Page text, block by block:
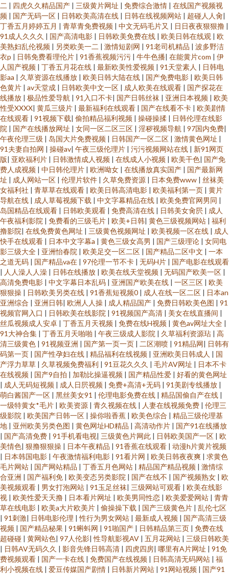
二 | 四虎久久精品国产 | 三级黄片网址 | 免费综合激情 | 在线国产视频视
频 | 国产无码一区 | 日韩欧美高清在线 | 日韩在线视频网站 | 超碰人人肏|
丁香五月婷婷五月 | 青草青免费视频 | 中文无码毛片又 | 日日夜夜狠狠撸 |
91成人久久久 | 国产高清电影 | 日韩欧美免费在线 | 欧美日韩在线观 | 欧
美熟妇乱伦视频 | 另类欧美一二 | 激情短剧网 | 91老司机精品 | 波多野洁
衣p | 日韩免费看理伦片 | 91香蕉视频污污 | 牛牛色播| 在能黄片com | 伊
人国产视频 | 丁香五月花在线 | 最新欧美性爱视频 | 91天堂素人 | 日韩电
影aa | 久草资源在线播放 | 欧美日韩大陆在线 | 国产免费电影 | 欧美日韩
色黄片 | av天堂成 | 日韩欧美中文一区 | 成人欧美在线观看 | 国产探花在
线播放 | 极品性爱导航 | 91入口不卡| 国产日韩丝袜 | 亚洲日本视频 | 欧美
性受XXXX| 黄瓜三级片 | 最新福利在线观看 | 国产在线看不卡 | 欧美剧情
在线观看 | 91视频下载| 偷拍精品福利视频 | 操碰操揉 | 日韩伦理在线影
院 | 国产在线播放网址 | 女同一区二区三区 | 淫秽视频导航 | 97国内免费|
午夜伦理三级 | 岛国大片免费视频 | 日韩国产一区二区 | 激情黄色网址 |
91夫妻自拍网 | 操碰av| 午夜三级伦理片 | 污污视频网站在线 | 新91网页
版| 亚欧福利片 | 日韩激情成人视频 | 在线成人小视频 | 欧美干色| 国产免
费人成视频 | 中日韩伦理片 | 欧洲呦女 | 在线播放真实国产 | 国产最新网
址 | 成人网站一区 | 伦理片软件 | 久草免费资源 | 日本免费www | 丝袜美
女福利社 | 青草草在线观看 | 欧美日韩高清电影 | 欧美福利第一页 | 黄片
导航在线 | 成人草莓视频下载 | 中文字幕精品在线 | 欧美免费官网男同 |
岛国精品在线观看 | 日韩欧美观看 | 免费高清在线 | 日韩美女肏屄 | 成人
午夜福利影院 | 免费看的三级毛片 | 欧美+日韩| 黄色三级视频网站 | 福利
撸影院| 在线免费黄色网址 | 三级黄色视频网址 | 欧美视频一区在线 | 成人
快手在线观看 | 日本中文字幕a | 黄色三级女高男 | 国产三级理论 | 女同电
影三级大全 | 亚洲怡春院 | 欧美足交一区二区 | 国产精品二区中文 | 一本
之道无码 | 国产精品va在 | 97伦理一节不卡 | 无码H片 | 国产电影在线观看
| 人人澡人人澡 | 日韩在线播放 | 欧美在线天堂视频 | 无码国产欧美一区 |
高清免费电影 | 中文字幕日本乱码 | 亚洲国产欧美在线 | 一区三区 | 欧美
狠狠操 | 日韩欧美另类在线 | 91香蕉短视频0 | 成人在线一区二区 | 日本an
亚洲综合 | 亚洲日韩| 欧洲人人操 | 成人精品国产 | 免费日韩欧美色图 | 91
视频官网入口 | 日韩欧美在线影院 | 91视频国产高清 | 美女在线直播间 |
丝瓜视频成人安卓 | 丁香五月天视频 | 免费在线H视频 | 黄色av网址大全 |
91大神合集 | 丁香五月天啪啪 | 午夜三级成人影院 | 久草福利资源玷 | 高
清三级黄色 | 91视频亚洲 | 国产第一页一页 | 二区潮喷 | 91精品网| 日韩有
码第一页 | 国产性孕妇在线 | 精品福利在线视频 | 亚洲欧美日韩成人 | 国
产浮力草草 | 久草视频免费福利 | 91豆花久久久 | 毛片AV网址 | 日本不卡
在线视频 | 国产9自拍 | 加勒比操逼视频 | 国产精品性爱 | 好看的黄色网址
| 成人无码短视频 | 成人日屄视频 | 免费+高清+无码 | 91美剧专线播放 |
萌白酱国产一区 | 黑丝美女91 | 伦理电影免费在线 | 精品国偷自产在线 |
一级特黄女*毛片 | 欧美资源 | 青久视频在线 | 人妻在线视频免费 | 伦理三
级影院 | 欧美国产日韩一区 | 操你啦香蕉 | 欧美色综合 | 精品三级伦理基
地 | 亚州欧美另类色图 | 黄色网址HD精品 | 高清动作片 | 国产91在线播放
| 国产高清免费 | 91手机看电视| 三级黄色片网此 | 日韩欧美国产一区 | 欧
美情色| 狠撸狠狠操 | 日本午夜精品 | 91香蕉在线观看 | 动漫h片黄片视频
| 日本韩国电影 | 午夜激情福利电影 | 91看片网 | 欧美日韩夜夜爽 | 求黄色
毛片网站 | 国产网站精品 | 丁香五月色网站 | 精品国产精品视频 | 激情综
合亚洲 | 国产福利免 | 欧美变态另类影院 | 国产在线不 | 国产视频熟女 | 欧
美视频观看 | 男女打泡网站 | 91玉足丝袜| 三级网站可观看 | 欧美在线影
视 | 欧美性爱天天撸 | 日本看片网址 | 欧美男同性恋 | 欧美爱爱网站 | 青青
草在线电影 | 欧美a大片欧美片 | 偷操操下载 | 国产三级黄色片 | 乱伦七区
| 91刺激| 日韩电影伦理 |性行为男女网站 | 最新成人视频 | 国产高清三级
视频 | 国产精品秘果 | 91蝌蚪网 | 91啪国产 | 日韩精品第三页 | 免费在线
超碰碰 | 黄网站色| 97人伦影|性导航影视AV | 五月花网站 | 三级日韩欧美
| 日韩AV无码久久 | 影音先锋日韩高清 | 四虎四房| 哪里有A片网址 | 91免
费视频观看 | 国产一卡在线 | 免费国产在线视频 | 日韩高清无码网站 | 福
利小视频在线 | 爱豆传媒国产剧情 | 日韩新片网站 | 91网站视频 | 国产91